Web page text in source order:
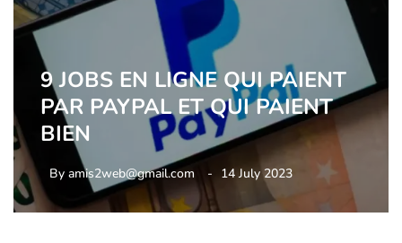
9 JOBS EN LIGNE QUI PAIENT
PAR PAYPAL ET QUI PAIENT
BIEN
By amis2web@gmail.com 14 July 2023